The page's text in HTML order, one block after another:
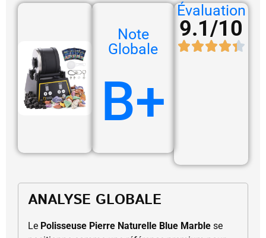
Note
Globale
B+
Évaluation
9.1/10
ANALYSE GLOBALE
Le Polisseuse Pierre Naturelle Blue Marble se